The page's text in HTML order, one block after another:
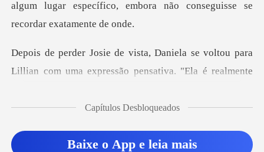
Sair
al
la se voltou para
Lillian com uma expr
Capítulos Desbloqueados
Baixe o App e leia mais